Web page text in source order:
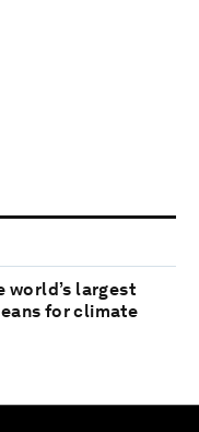
world’s largest
for climate